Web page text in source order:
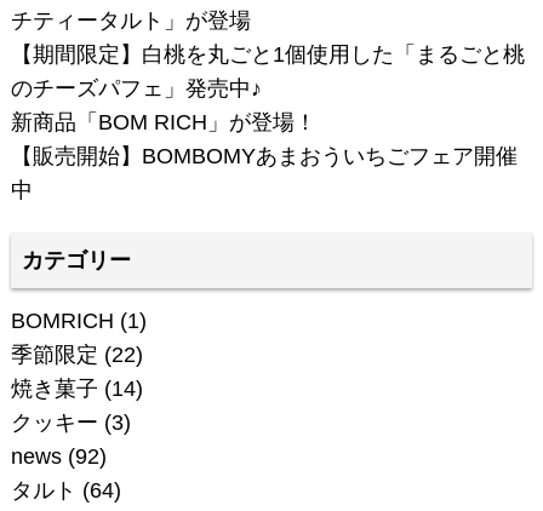
チティータルト」が登場
【期間限定】白桃を丸ごと1個使用した「まるごと桃
のチーズパフェ」発売中♪
新商品「BOM RICH」が登場！
【販売開始】BOMBOMYあまおういちごフェア開催
中
カテゴリー
BOMRICH (1)
季節限定 (22)
焼き菓子 (14)
クッキー (3)
news(92)
タルト (64)